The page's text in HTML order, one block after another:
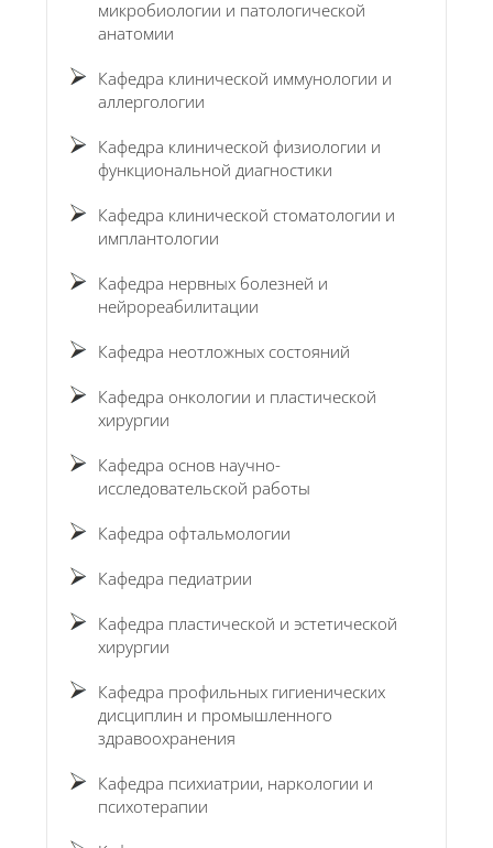
микробиологии и патологической
анатомии
Кафедра клинической иммунологии и
аллергологии
Кафедра клинической физиологии и
функциональной диагностики
Кафедра клинической стоматологии и
имплантологии
Кафедра нервных болезней и
нейрореабилитации
Кафедра неотложных состояний
Кафедра онкологии и пластической
хирургии
Кафедра основ научно-
исследовательской работы
Кафедра офтальмологии
Кафедра педиатрии
Кафедра пластической и эстетической
хирургии
Кафедра профильных гигиенических
дисциплин и промышленного
здравоохранения
Кафедра психиатрии, наркологии и
психотерапии